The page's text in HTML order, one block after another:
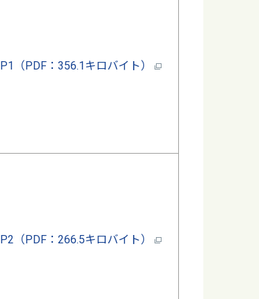
P1（PDF：356.1キロバイト）
P2（PDF：266.5キロバイト）